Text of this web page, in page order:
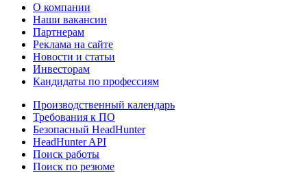
О компании
Наши вакансии
Партнерам
Реклама на сайте
Новости и статьи
Инвесторам
Кандидаты по профессиям
Производственный календарь
Требования к ПО
Безопасный HeadHunter
HeadHunter API
Поиск работы
Поиск по резюме